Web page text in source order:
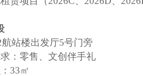
站楼出发厅5号门旁
：零售、文创伴手礼
33㎡